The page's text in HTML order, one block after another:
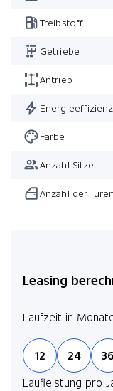
Verkehrszeichen
Apple Car Play/
Pack Fahrassistenz
AMG Line Premium
Pack Fahrassistenz
Treibstoff
Getriebe
Antrieb
Energieeffizienz
Farbe
Anzahl Sitze
Anzahl der Türen
Leasing
Laufzeit in
12 24 36
Laufleistung pro